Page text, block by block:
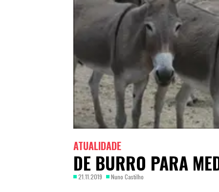
ATUALIDADE
DE BURRO PARA
21.11.2019 Nuno Castilho